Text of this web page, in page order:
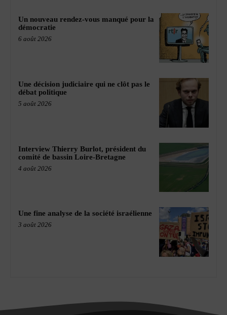
Un nouveau rendez-vous manqué pour la
démocratie
6 août 2026
Une décision judiciaire qui ne clôt pas le
débat politique
5 août 2026
Interview Thierry Burlot, président du
comité de bassin Loire-Bretagne
4 août 2026
Une fine analyse de la société israélienne
3 août 2026